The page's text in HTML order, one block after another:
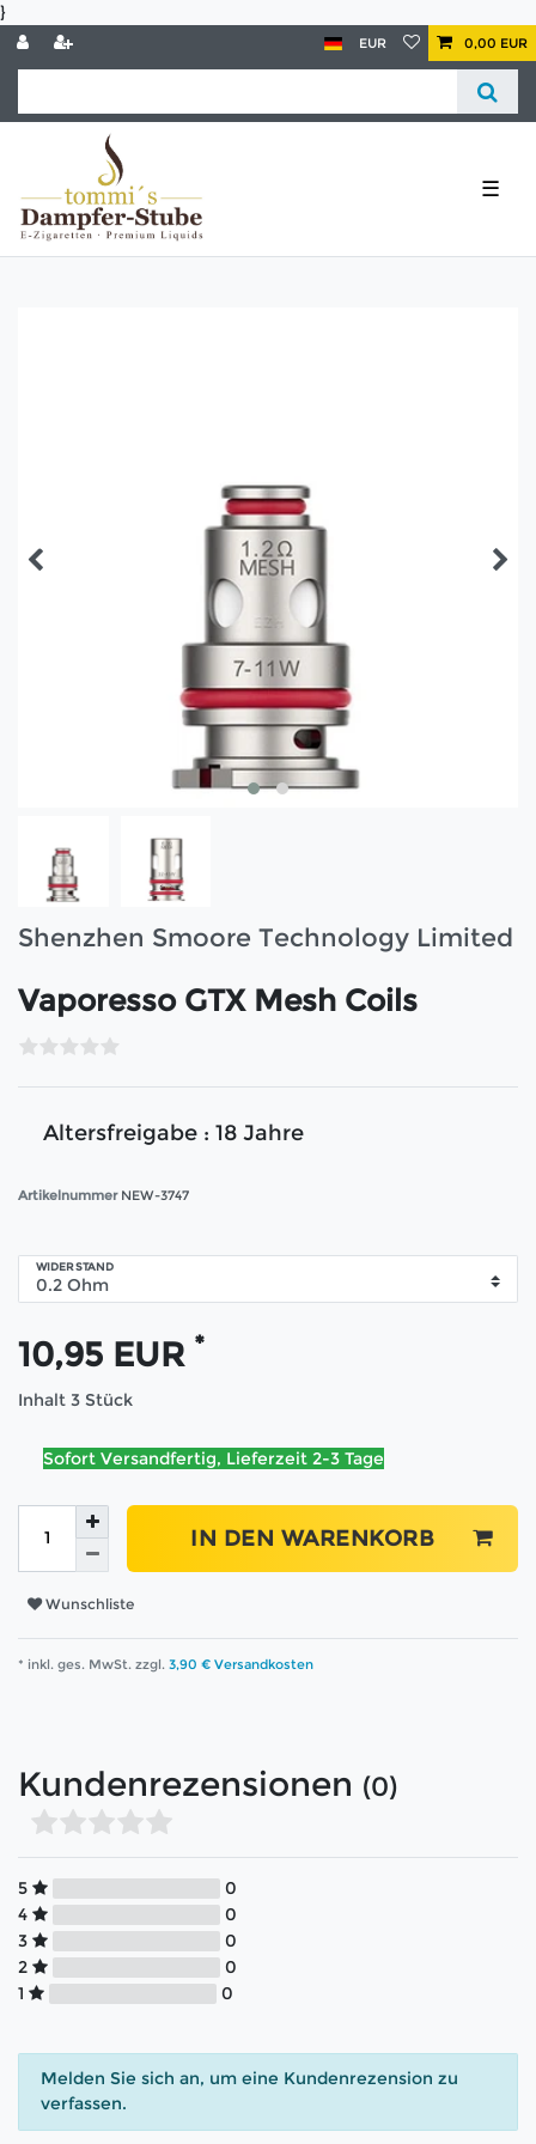
}
EUR 0,00 EUR
☰
Shenzhen Smoore Technology Limited
Vaporesso GTX Mesh Coils
Altersfreigabe : 18 Jahre
Artikelnummer NEW-3747
WIDERSTAND
10,95 EUR *
Inhalt 3 Stück
Sofort Versandfertig, Lieferzeit 2-3 Tage
IN DEN WARENKORB
Wunschliste
* inkl. ges. MwSt. zzgl. 3,90 € Versandkosten
Kundenrezensionen (0)
5
0
4
0
3
0
2
0
1
0
Melden Sie sich an, um eine Kundenrezension zu
verfassen.